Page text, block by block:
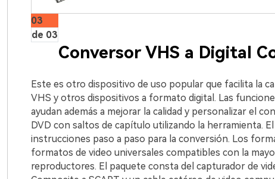
03
de 03
Conversor VHS a Digital
Este es otro dispositivo de uso popular que facilita la
VHS y otros dispositivos a formato digital. Las
ayudan además a mejorar la calidad y personalizar el
DVD con saltos de capítulo utilizando la herramienta.
instrucciones paso a paso para la conversión. Los
formatos de video universales compatibles con la
reproductores. El paquete consta del capturador de